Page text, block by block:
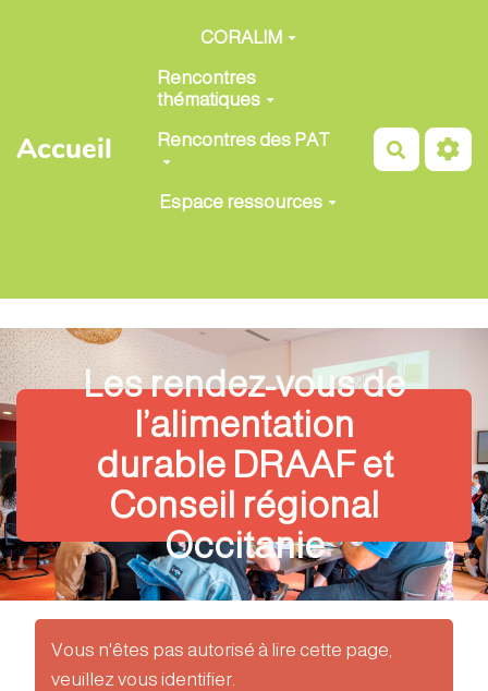
Aller au contenu principal
Accueil
CORALIM
Rencontres
thématiques
Rencontres des PAT
Espace ressources
Les rendez-vous de
l’alimentation
durable DRAAF et
Conseil régional
Occitanie
Vous n'êtes pas autorisé à lire cette page,
veuillez vous identifier.